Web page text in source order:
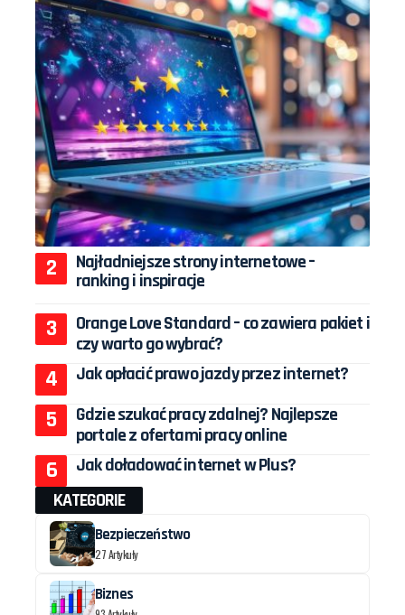
Najładniejsze strony internetowe –
ranking i inspiracje
Orange Love Standard – co zawiera pakiet i
czy warto go wybrać?
Jak opłacić prawo jazdy przez internet?
Gdzie szukać pracy zdalnej? Najlepsze
portale z ofertami pracy online
Jak doładować internet w Plus?
KATEGORIE
Bezpieczeństwo
27 Artykuły
Biznes